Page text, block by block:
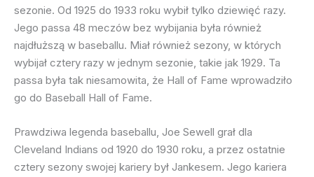
sezonie. Od 1925 do 1933 roku wybił tylko dziewięć razy.
Jego passa 48 meczów bez wybijania była również
najdłuższą w baseballu. Miał również sezony, w których
wybijał cztery razy w jednym sezonie, takie jak 1929. Ta
passa była tak niesamowita, że Hall of Fame wprowadziło
go do Baseball Hall of Fame.
Prawdziwa legenda baseballu, Joe Sewell grał dla
Cleveland Indians od 1920 do 1930 roku, a przez ostatnie
cztery sezony swojej kariery był Jankesem. Jego kariera